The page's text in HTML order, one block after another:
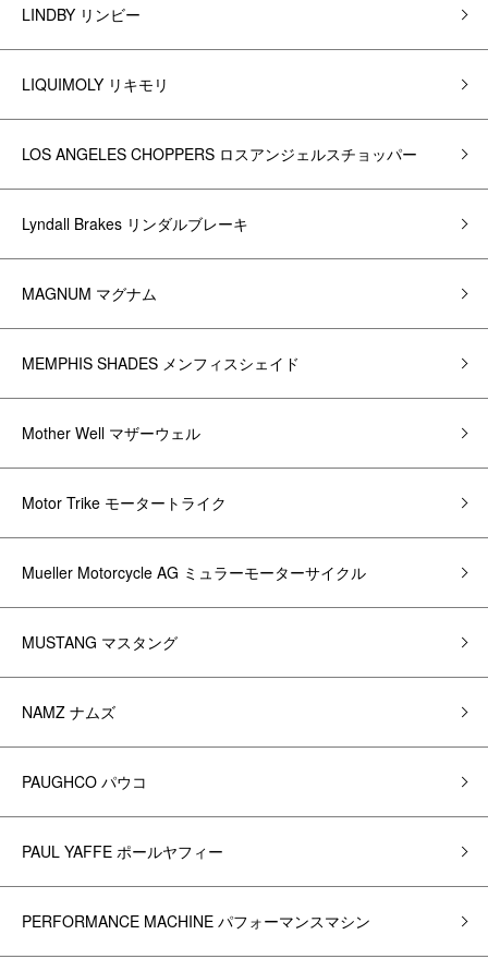
LINDBY リンビー
LIQUIMOLY リキモリ
LOS ANGELES CHOPPERS ロスアンジェルスチョッパー
Lyndall Brakes リンダルブレーキ
MAGNUM マグナム
MEMPHIS SHADES メンフィスシェイド
Mother Well マザーウェル
Motor Trike モータートライク
Mueller Motorcycle AG ミュラーモーターサイクル
MUSTANG マスタング
NAMZ ナムズ
PAUGHCO パウコ
PAUL YAFFE ポールヤフィー
PERFORMANCE MACHINE パフォーマンスマシン